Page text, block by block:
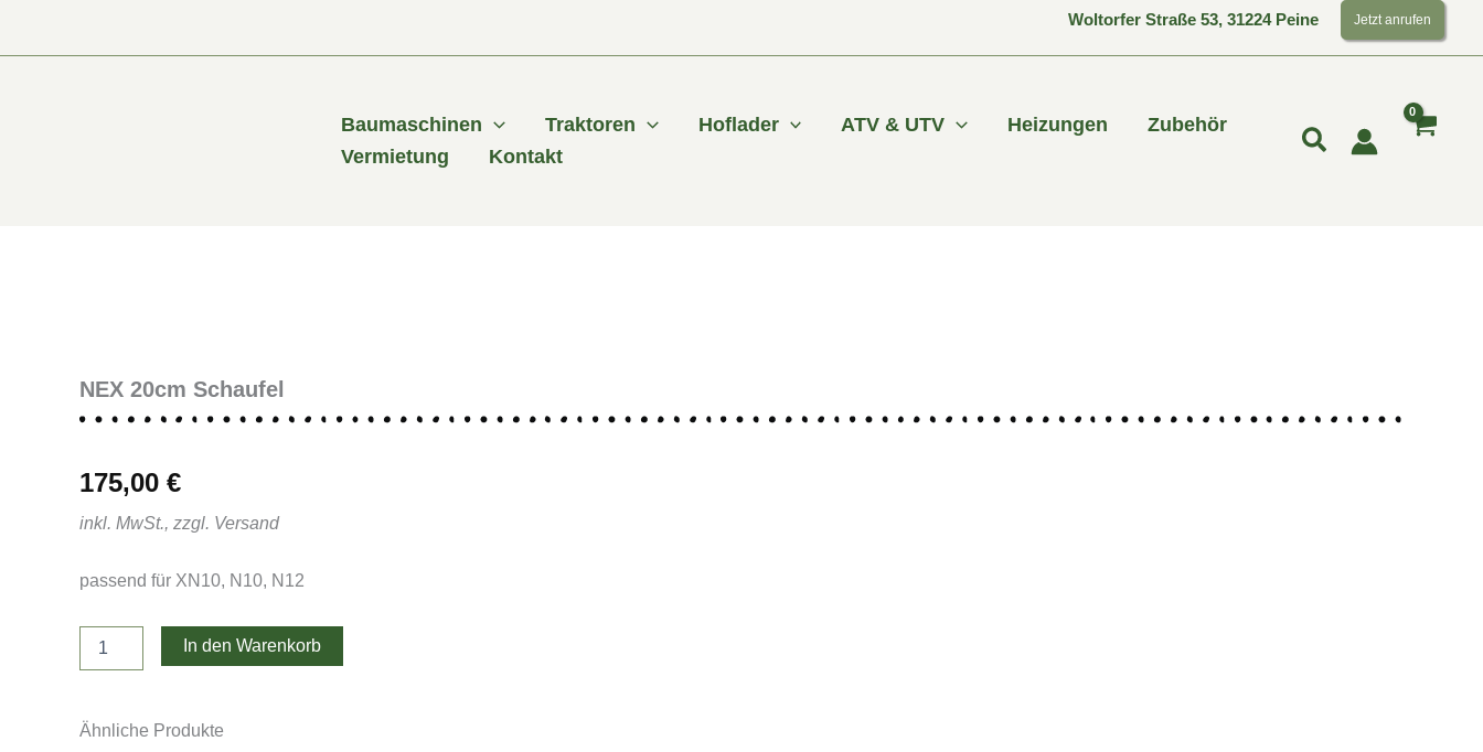
Woltorfer Straße 53, 31224 Peine Jetzt anrufen
Baumaschinen Traktoren Hoflader ATV & UTV Heizungen
Zubehör
Vermietung
Kontakt
Suchen
NEX 20cm Schaufel
175,00 €
inkl. MwSt., zzgl. Versand
passend für XN10, N10, N12
20cm
In den Warenkorb
Ähnliche Produkte